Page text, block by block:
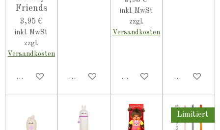
Friends
3,95 €
inkl. MwSt
zzgl.
Versandkosten
In den WarenkorbIn den Warenkorb
inkl. MwSt
zzgl.
Versandkosten
In den WarenkorbIn den
Limitiert